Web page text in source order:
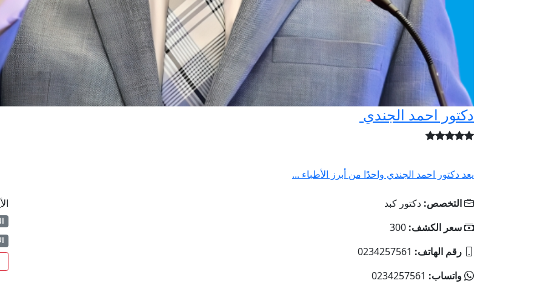
دكتور احمد الجندي
يعد دكتور احمد الجندي واحدًا من أبرز الأطباء ...
التخصص: دكتور كبد
سعر الكشف: 300
رقم الهاتف: 0234257561
واتساب: 0234257561